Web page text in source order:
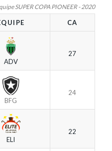
SUPER COPA PIONEER - 2020
CA
ADV
27
BFG
24
ELI
22